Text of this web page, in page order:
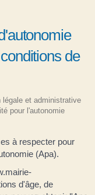
de
légale et administrative
pour l'autonomie
à respecter pour
(Apa).
d'âge, de